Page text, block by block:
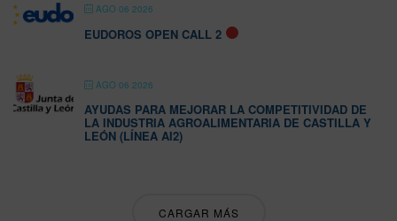
AGO 06 2026
EUDOROS OPEN CALL 2
AGO 06 2026
AYUDAS PARA MEJORAR LA COMPETITIVIDAD DE
LA INDUSTRIA AGROALIMENTARIA DE CASTILLA Y
LEÓN (LÍNEA AI2)
CARGAR MÁS